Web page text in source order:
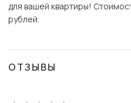
для вашей квартиры!
рублей.
ОТЗЫВЫ